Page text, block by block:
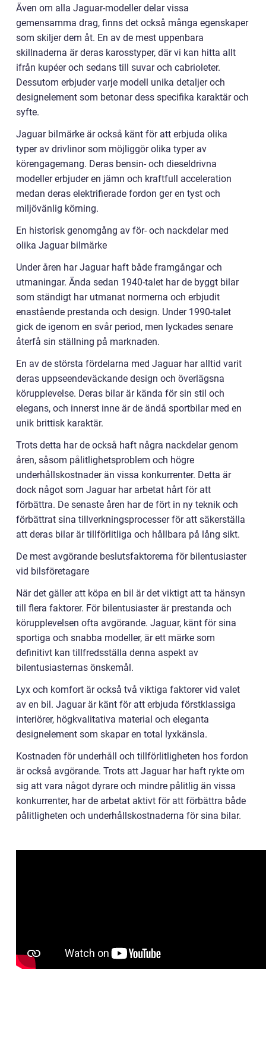
Även om alla Jaguar-modeller delar vissa
gemensamma drag, finns det också många egenskaper
som skiljer dem åt. En av de mest uppenbara
skillnaderna är deras karosstyper, där vi kan hitta allt
ifrån kupéer och sedans till suvar och cabrioleter.
Dessutom erbjuder varje modell unika detaljer och
designelement som betonar dess specifika karaktär och
syfte.
Jaguar bilmärke är också känt för att erbjuda olika
typer av drivlinor som möjliggör olika typer av
körengagemang. Deras bensin- och dieseldrivna
modeller erbjuder en jämn och kraftfull acceleration
medan deras elektrifierade fordon ger en tyst och
miljövänlig körning.
En historisk genomgång av för- och nackdelar med
olika Jaguar bilmärke
Under åren har Jaguar haft både framgångar och
utmaningar. Ända sedan 1940-talet har de byggt bilar
som ständigt har utmanat normerna och erbjudit
enastående prestanda och design. Under 1990-talet
gick de igenom en svår period, men lyckades senare
återfå sin ställning på marknaden.
En av de största fördelarna med Jaguar har alltid varit
deras uppseendeväckande design och överlägsna
körupplevelse. Deras bilar är kända för sin stil och
elegans, och innerst inne är de ändå sportbilar med en
unik brittisk karaktär.
Trots detta har de också haft några nackdelar genom
åren, såsom pålitlighetsproblem och högre
underhållskostnader än vissa konkurrenter. Detta är
dock något som Jaguar har arbetat hårt för att
förbättra. De senaste åren har de fört in ny teknik och
förbättrat sina tillverkningsprocesser för att säkerställa
att deras bilar är tillförlitliga och hållbara på lång sikt.
De mest avgörande beslutsfaktorerna för bilentusiaster
vid bilsföretagare
När det gäller att köpa en bil är det viktigt att ta hänsyn
till flera faktorer. För bilentusiaster är prestanda och
körupplevelsen ofta avgörande. Jaguar, känt för sina
sportiga och snabba modeller, är ett märke som
definitivt kan tillfredsställa denna aspekt av
bilentusiasternas önskemål.
Lyx och komfort är också två viktiga faktorer vid valet
av en bil. Jaguar är känt för att erbjuda förstklassiga
interiörer, högkvalitativa material och eleganta
designelement som skapar en total lyxkänsla.
Kostnaden för underhåll och tillförlitligheten hos fordon
är också avgörande. Trots att Jaguar har haft rykte om
sig att vara något dyrare och mindre pålitlig än vissa
konkurrenter, har de arbetat aktivt för att förbättra både
pålitligheten och underhållskostnaderna för sina bilar.